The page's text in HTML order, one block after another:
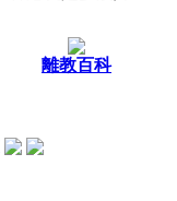
離教百科